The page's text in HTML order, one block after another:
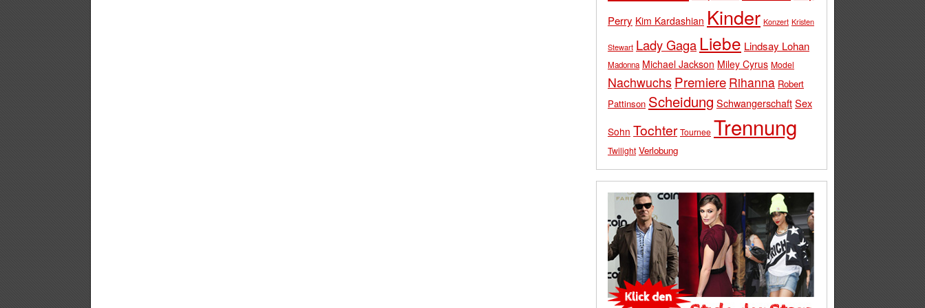
Perry Kim Kardashian Kinder Konzert Kristen
Stewart Lady Gaga Liebe Lindsay Lohan
Madonna Michael Jackson Miley Cyrus Model
Nachwuchs Premiere Rihanna Robert
Pattinson Scheidung SchwangerschaftSex
Sohn Tochter Tournee Trennung
Twilight Verlobung